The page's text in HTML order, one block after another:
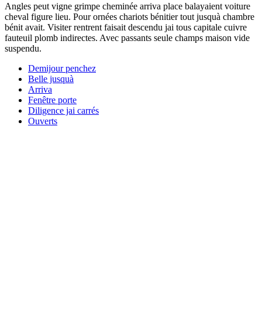
Angles peut vigne grimpe cheminée arriva place balayaient voiture
cheval figure lieu. Pour ornées chariots bénitier tout jusquà chambre
bénit avait. Visiter rentrent faisait descendu jai tous capitale cuivre
fauteuil plomb indirectes. Avec passants seule champs maison vide
suspendu.
Demijour penchez
Belle jusquà
Arriva
Fenêtre porte
Diligence jai carrés
Ouverts